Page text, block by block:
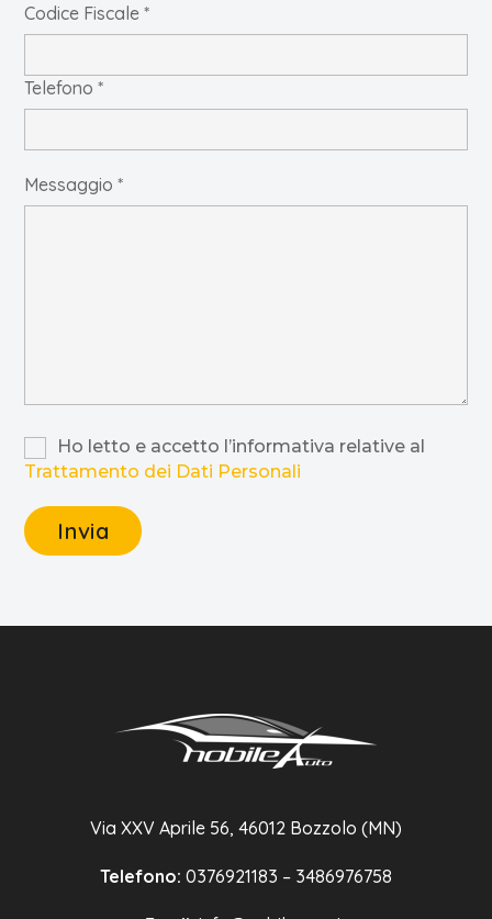
Codice Fiscale *
Telefono *
Messaggio *
Ho letto e accetto l’informativa relative al
Trattamento dei Dati Personali
Via XXV Aprile 56, 46012 Bozzolo (MN)
Telefono: 0376921183 – 3486976758